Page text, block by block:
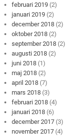
februari 2019 (2)
januari 2019 (2)
december 2018 (2)
oktober 2018 (2)
september 2018 (2)
augusti 2018 (2)
juni 2018 (1)
maj 2018 (2)
april 2018 (7)
mars 2018 (3)
februari 2018 (4)
januari 2018 (6)
december 2017 (3)
november 2017 (4)